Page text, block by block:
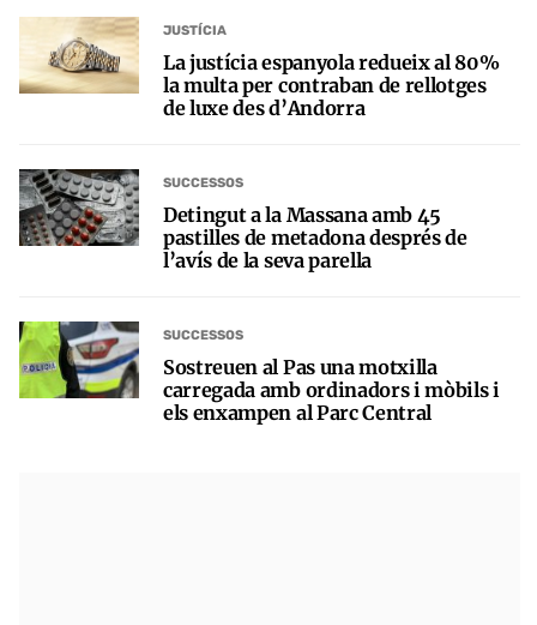
JUSTÍCIA
La justícia espanyola redueix al 80%
la multa per contraban de rellotges
de luxe des d’Andorra
SUCCESSOS
Detingut a la Massana amb 45
pastilles de metadona després de
l’avís de la seva parella
SUCCESSOS
Sostreuen al Pas una motxilla
carregada amb ordinadors i mòbils i
els enxampen al Parc Central